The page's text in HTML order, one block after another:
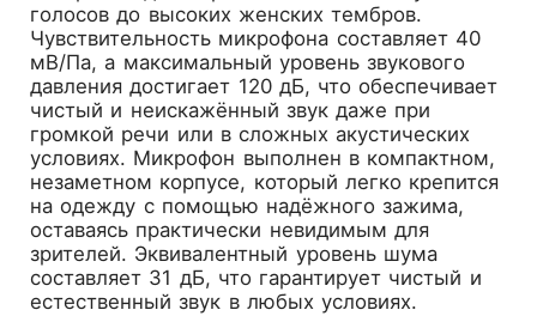
голосов до высоких женских тембров.
Чувствительность микрофона составляет 40
мВ/Па, а максимальный уровень звукового
давления достигает 120 дБ, что обеспечивает
чистый и неискажённый звук даже при
громкой речи или в сложных акустических
условиях. Микрофон выполнен в компактном,
незаметном корпусе, который легко крепится
на одежду с помощью надёжного зажима,
оставаясь практически невидимым для
зрителей. Эквивалентный уровень шума
составляет 31 дБ, что гарантирует чистый и
естественный звук в любых условиях.